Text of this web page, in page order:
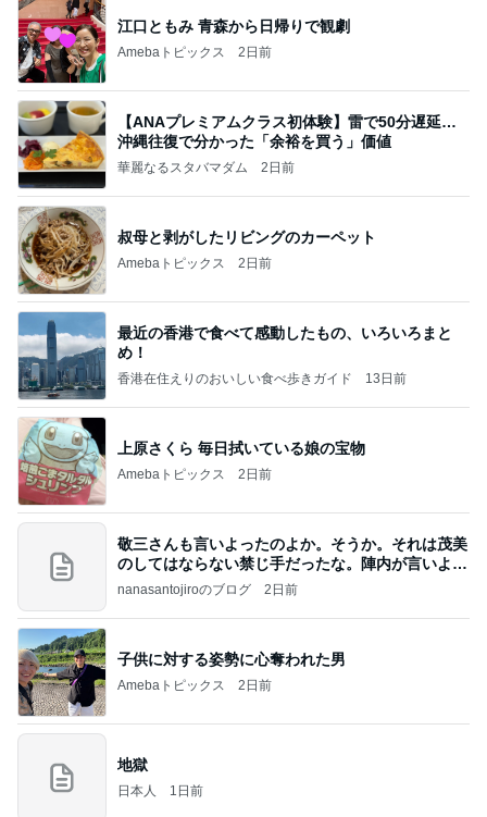
江口ともみ 青森から日帰りで観劇
Amebaトピックス 2日前
【ANAプレミアムクラス初体験】雷で50分遅延…
沖縄往復で分かった「余裕を買う」価値
華麗なるスタバマダム 2日前
叔母と剥がしたリビングのカーペット
Amebaトピックス 2日前
最近の香港で食べて感動したもの、いろいろまと
め！
香港在住えりのおいしい食べ歩きガイド 13日前
上原さくら 毎日拭いている娘の宝物
Amebaトピックス 2日前
敬三さんも言いよったのよか。そうか。それは茂美
のしてはならない禁じ手だったな。陣内が言いよる
のよ
nanasantojiroのブログ 2日前
子供に対する姿勢に心奪われた男
Amebaトピックス 2日前
地獄
日本人 1日前